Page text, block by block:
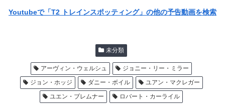
Youtubeで「T2 トレインスポッティング」の他の予告動画を検索
未分類
アーヴィン・ウェルシュ
ジョニー・リー・ミラー
ジョン・ホッジ
ダニー・ボイル
ユアン・マクレガー
ユエン・ブレムナー
ロバート・カーライル